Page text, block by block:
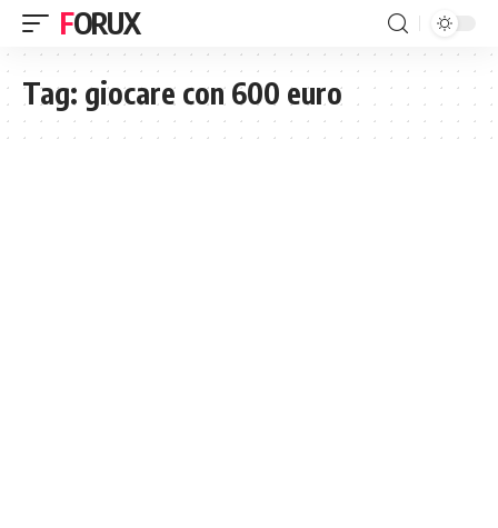
FORUX
Tag: giocare con 600 euro